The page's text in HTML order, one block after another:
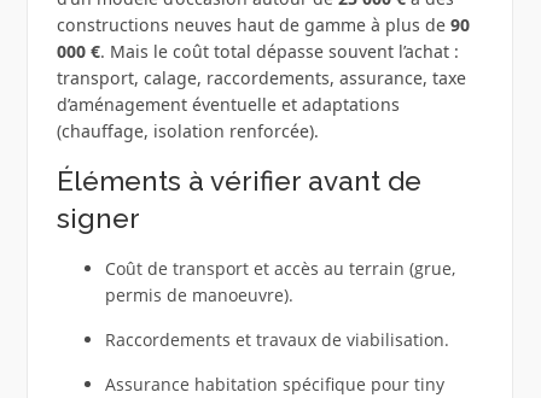
constructions neuves haut de gamme à plus de 90
000 €. Mais le coût total dépasse souvent l’achat :
transport, calage, raccordements, assurance, taxe
d’aménagement éventuelle et adaptations
(chauffage, isolation renforcée).
Éléments à vérifier avant de
signer
Coût de transport et accès au terrain (grue,
permis de manoeuvre).
Raccordements et travaux de viabilisation.
Assurance habitation spécifique pour tiny